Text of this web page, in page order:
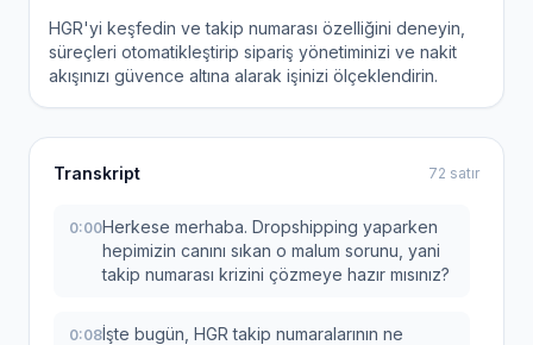
HGR'yi keşfedin ve takip numarası özelliğini deneyin,
süreçleri otomatikleştirip sipariş yönetiminizi ve nakit
akışınızı güvence altına alarak işinizi ölçeklendirin.
Transkript 72 satır
0:00Herkese merhaba. Dropshipping yaparken
hepimizin canını sıkan o malum sorunu, yani
takip numarası krizini çözmeye hazır mısınız?
0:08İşte bugün, HGR takip numaralarının ne